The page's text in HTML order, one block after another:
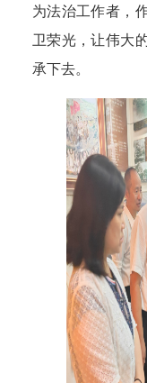
为法治工作者，
卫荣光，让伟大
承下去。